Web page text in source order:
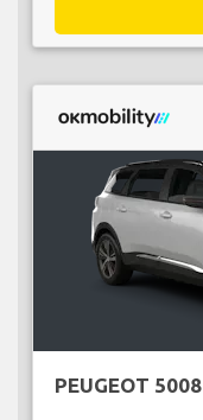
PEUGEOT 5008